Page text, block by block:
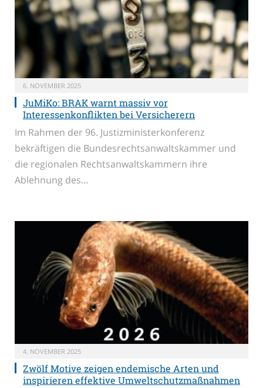
6. NOVEMBER 2025
JuMiKo: BRAK warnt massiv vor
Interessenkonflikten bei Versicherern
Im Rahmen der 96. Justizministerkonferenz
bekräftigen die Bundesrechtsanwaltskammer und
die regionalen Rechtsanwaltskammern ihre
Ablehnung des…
4. NOVEMBER 2025
Zwölf Motive zeigen endemische Arten und
inspirieren effektive Umweltschutzmaßnahmen